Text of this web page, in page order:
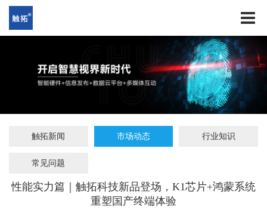
触拓新闻 市场动态 行业知识
常见问题
性能实力篇｜触拓科技新品登场，K1芯片+鸿蒙系统
重塑国产终端体验